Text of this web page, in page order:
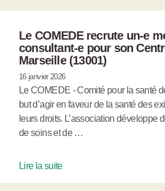
Le COMEDE recrute un-e
consultant-e pour son
Marseille (13001)
16 janvier 2026
Le COMEDE - Comité pour la santé
but d’agir en faveur de la santé des
leurs droits. L’association développe
de soins et de …
Lire la suite